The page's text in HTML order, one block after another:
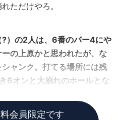
ただけやろ。
）の2人は、6番のパー4にや
の上原かと思われたが、な
ャンク。打てる場所には残
6オンと大崩れのホールとな
会員限定です